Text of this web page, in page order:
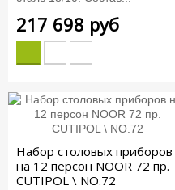
217 698 руб
Набор столовых приборов
на 12 персон NOOR 72 пр.
CUTIPOL \ NO.72